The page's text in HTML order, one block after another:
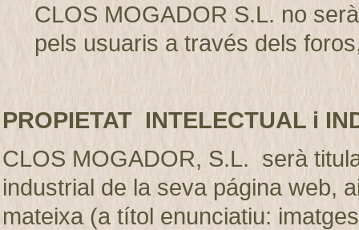
CLOS MOGADOR S.L. no
pels usuaris a través dels
PROPIETAT INTELECTUAL i
CLOS MOGADOR, S.L. serà
industrial de la seva página web,
mateixa (a títol enunciatiu: